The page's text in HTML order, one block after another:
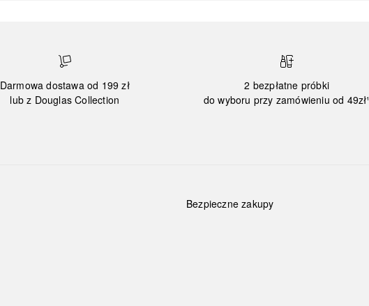
Darmowa dostawa od 199 zł
lub z Douglas Collection
2 bezpłatne próbki
do wyboru przy zamówieniu od 49zł¹
Bezpieczne zakupy